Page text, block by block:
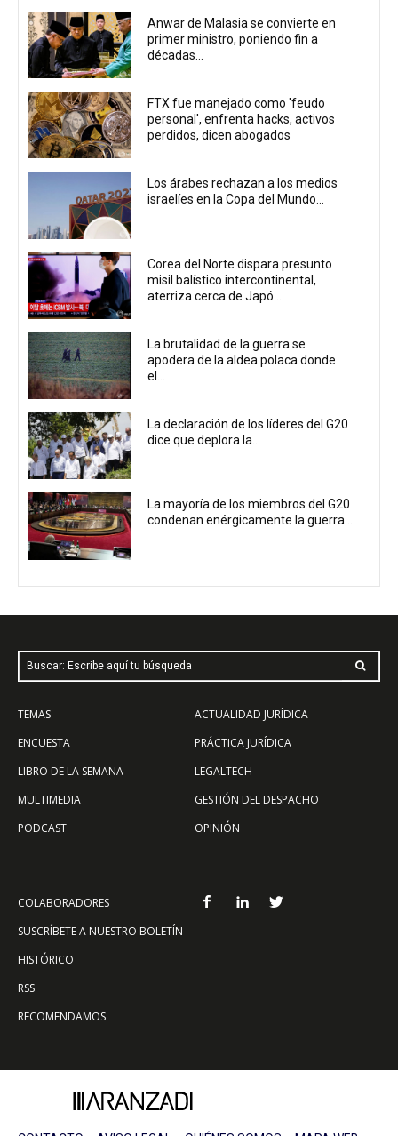
Anwar de Malasia se convierte en
primer ministro, poniendo fin a
décadas...
FTX fue manejado como 'feudo
personal', enfrenta hacks, activos
perdidos, dicen abogados
Los árabes rechazan a los medios
israelíes en la Copa del Mundo...
Corea del Norte dispara presunto
misil balístico intercontinental,
aterriza cerca de Japó...
La brutalidad de la guerra se
apodera de la aldea polaca donde
el...
La declaración de los líderes del G20
dice que deplora la...
La mayoría de los miembros del G20
condenan enérgicamente la guerra...
Buscar: Escribe aquí tu búsqueda
TEMAS
ENCUESTA
LIBRO DE LA SEMANA
MULTIMEDIA
PODCAST
ACTUALIDAD JURÍDICA
PRÁCTICA JURÍDICA
LEGALTECH
GESTIÓN DEL DESPACHO
OPINIÓN
COLABORADORES
SUSCRÍBETE A NUESTRO BOLETÍN
HISTÓRICO
RSS
RECOMENDAMOS